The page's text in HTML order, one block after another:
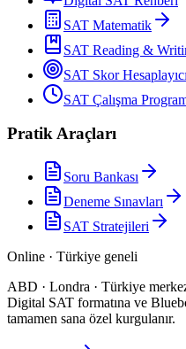
SAT Matematik
SAT Reading &
SAT Skor Hesaplayıcı
SAT Çalışma
Pratik Araçları
Soru Bankası
Deneme Sınavları
SAT Stratejileri
Online · Türkiye geneli
ABD · Londra · Türkiye
Digital SAT formatına ve
tamamen sana özel kurgulanır.